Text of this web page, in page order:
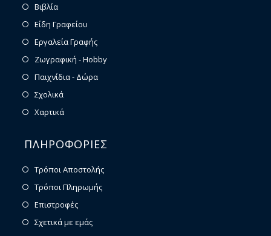
Βιβλία
Είδη Γραφείου
Εργαλεία Γραφής
Ζωγραφική - Hobby
Παιχνίδια - Δώρα
Σχολικά
Χαρτικά
ΠΛΗΡΟΦΟΡΙΕΣ
Τρόποι Αποστολής
Τρόποι Πληρωμής
Επιστροφές
Σχετικά με εμάς